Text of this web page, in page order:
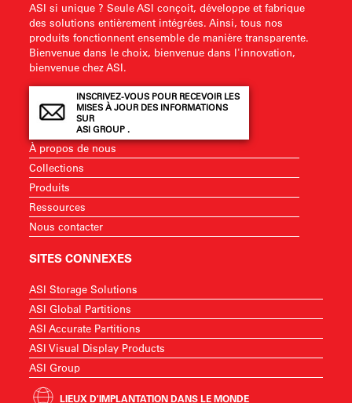
ASI si unique ? Seule ASI conçoit, développe et fabrique
des solutions entièrement intégrées. Ainsi, tous nos
produits fonctionnent ensemble de manière transparente.
Bienvenue dans le choix, bienvenue dans l'innovation,
bienvenue chez ASI.
INSCRIVEZ-VOUS POUR RECEVOIR LES
MISES À JOUR DES INFORMATIONS
SUR
ASI GROUP .
À propos de nous
Collections
Produits
Ressources
Nous contacter
SITES CONNEXES
ASI Storage Solutions
ASI Global Partitions
ASI Accurate Partitions
ASI Visual Display Products
ASI Group
LIEUX D'IMPLANTATION DANS LE MONDE